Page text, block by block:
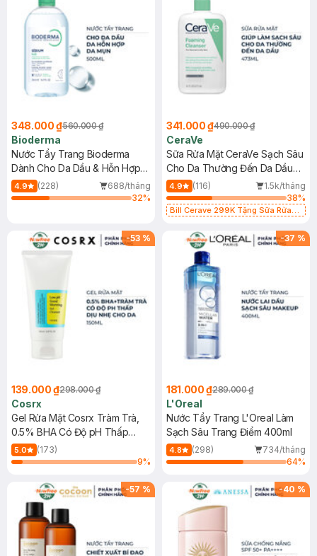
348.000 ₫560.000 ₫
Bioderma
Nước Tẩy Trang Bioderma
Dành Cho Da Dầu & Hỗn Hợp
500ml
4.9 (228)
688/tháng
32%
341.000 ₫490.000 ₫
CeraVe
Sữa Rửa Mặt CeraVe Sạch Sâu
Cho Da Thường Đến Da Dầu
473ml
4.9 (116)
1.5k/tháng
38%
Bill Cerave 299K Tặng Sữa Rửa
-53 %
139.000 ₫298.000 ₫
Cosrx
Gel Rửa Mặt Cosrx Tràm Trà,
0.5% BHA Có Độ pH Thấp
150ml
5.0
(173)
9%
-37 %
181.000 ₫289.000 ₫
L'Oreal
Nước Tẩy Trang L'Oreal Làm
Sạch Sâu Trang Điểm 400ml
4.8 (298)
734/tháng
64%
-57 % -40 %